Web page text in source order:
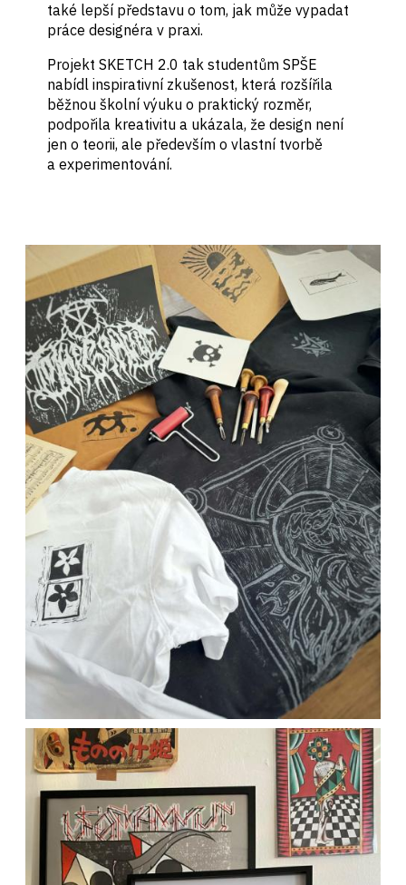
také lepší představu o tom, jak může vypadat
práce designéra v praxi.
Projekt SKETCH 2.0 tak studentům SPŠE
nabídl inspirativní zkušenost, která rozšířila
běžnou školní výuku o praktický rozměr,
podpořila kreativitu a ukázala, že design není
jen o teorii, ale především o vlastní tvorbě
a experimentování.